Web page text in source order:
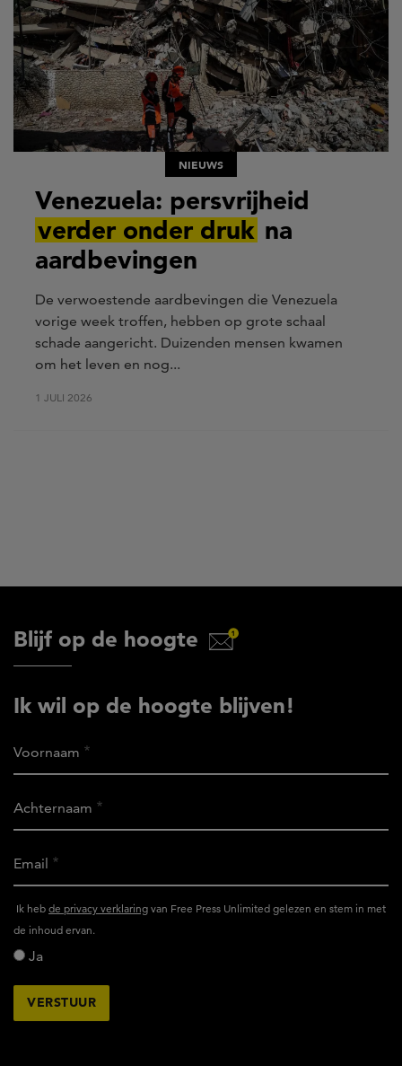
NIEUWS
Venezuela: persvrijheid
verder onder druk na
aardbevingen
De verwoestende aardbevingen die Venezuela
vorige week troffen, hebben op grote schaal
schade aangericht. Duizenden mensen kwamen
om het leven en nog...
1 JULI 2026
Blijf op de hoogte
Ik wil op de hoogte blijven!
Voornaam
Achternaam
Email
Ik
heb
het
reglement
Ik heb de privacy verklaring van Free Press Unlimited gelezen en stem in met
de inhoud ervan.
Ja